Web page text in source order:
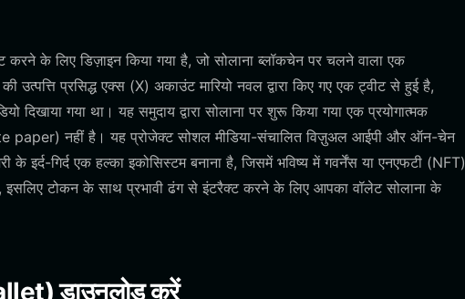
के लिए डिज़ाइन किया गया है, जो सोलाना ब्लॉकचेन पर चलने वाला एक
प्रसिद्ध एक्स (X) अकाउंट मारियो नवल द्वारा किए गए एक ट्वीट से हुई है,
गया था। यह समुदाय द्वारा सोलाना पर शुरू किया गया एक प्रयोगात्मक
paper) नहीं है। यह प्रोजेक्ट सोशल मीडिया-संचालित विज़ुअल आईपी और ऑन-चेन
इर्द-गिर्द एक हल्का इकोसिस्टम बनाना है, जिसमें भविष्य में गवर्नेंस या एनएफटी (NFT)
इसलिए टोकन के साथ प्रभावी ढंग से इंटरैक्ट करने के लिए आपका वॉलेट सोलाना के
डाउनलोड करें